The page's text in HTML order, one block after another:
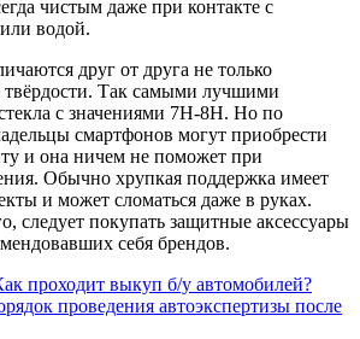
чистым даже при контакте с
водой.
друг от друга не только
Так самыми лучшими
с значениями 7Н-8Н. Но по
смартфонов могут приобрести
и она ничем не поможет при
Обычно хрупкая поддержка имеет
и может сломаться даже в руках.
следует покупать защитные аксессуары
себя брендов.
проходит выкуп б/у автомобилей?
проведения автоэкспертизы после